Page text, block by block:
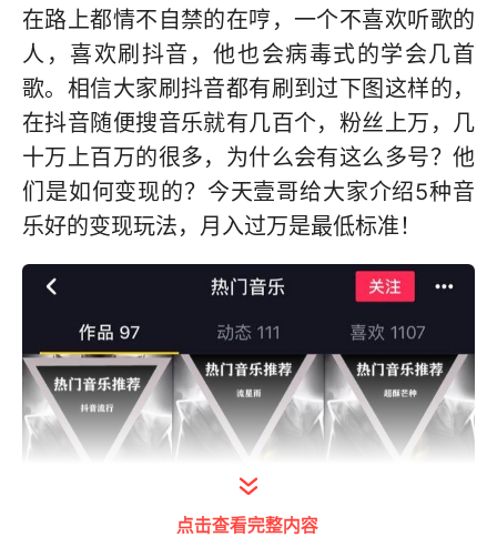
在路上都情不自禁的在哼，一个不喜欢听歌的
人，喜欢刷抖音，他也会病毒式的学会几首
歌。相信大家刷抖音都有刷到过下图这样的，
在抖音随便搜音乐就有几百个，粉丝上万，几
十万上百万的很多，为什么会有这么多号？他
们是如何变现的？今天壹哥给大家介绍5种音
乐好的变现玩法，月入过万是最低标准！
点击查看完整内容